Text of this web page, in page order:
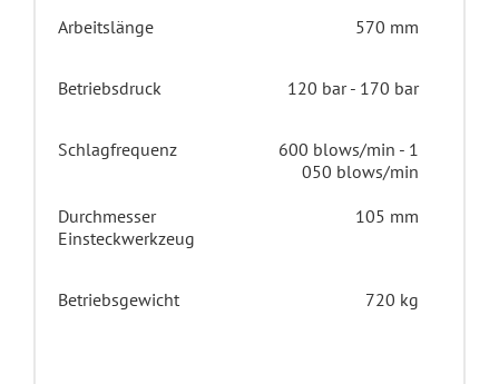
Arbeitslänge 570 mm
Betriebsdruck 120 bar - 170 bar
Schlagfrequenz
600 blows/min - 1
050 blows/min
Durchmesser
Einsteckwerkzeug
105 mm
Betriebsgewicht 720 kg